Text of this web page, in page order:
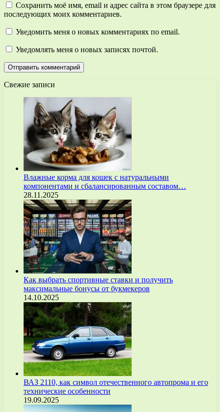
Сохранить моё имя, email и адрес сайта в этом браузере для
последующих моих комментариев.
Уведомить меня о новых комментариях по email.
Уведомлять меня о новых записях почтой.
Свежие записи
Влажные корма для кошек с натуральными
компонентами и сбалансированным составом…
28.11.2025
Как выбрать спортивные ставки и получить
максимальные бонусы от букмекеров
14.10.2025
ВАЗ 2110, как символ отечественного автопрома и его
технические особенности
19.09.2025